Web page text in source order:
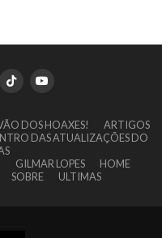
DOS HOAXES!
ARTIGOS
DAS ATUALIZAÇÕES DO
GILMAR LOPES
HOME
SOBRE ULTIMAS